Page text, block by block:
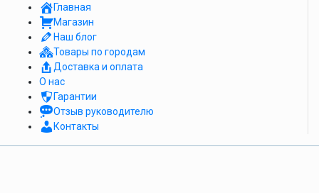
Главная
Магазин
Наш блог
Товары по городам
Доставка и оплата
О нас
Гарантии
Отзыв руководителю
Контакты